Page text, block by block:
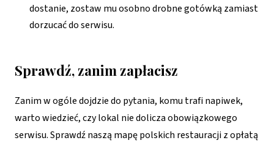
dostanie, zostaw mu osobno drobne gotówką zamiast
dorzucać do serwisu.
Sprawdź, zanim zapłacisz
Zanim w ogóle dojdzie do pytania, komu trafi napiwek,
warto wiedzieć, czy lokal nie dolicza obowiązkowego
serwisu. Sprawdź naszą mapę polskich restauracji z opłatą